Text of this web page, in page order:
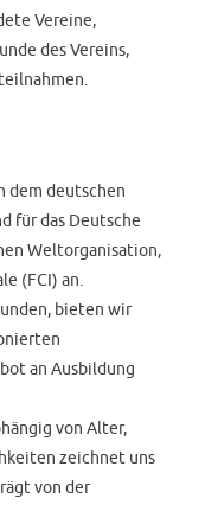
Vereine,
des Vereins,
dem deutschen
für das Deutsche
Weltorganisation,
(FCI) an.
bieten wir
an Ausbildung
von Alter,
zeichnet uns
von der